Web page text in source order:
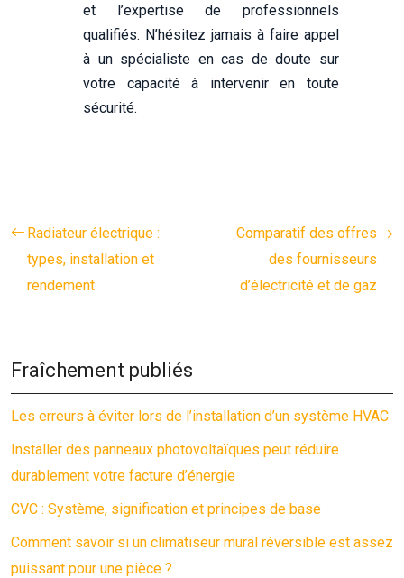
et l’expertise de professionnels
qualifiés. N’hésitez jamais à faire appel
à un spécialiste en cas de doute sur
votre capacité à intervenir en toute
sécurité.
Radiateur électrique :
types, installation et
rendement
Comparatif des offres
des fournisseurs
d’électricité et de gaz
Fraîchement publiés
Les erreurs à éviter lors de l’installation d’un système HVAC
Installer des panneaux photovoltaïques peut réduire
durablement votre facture d’énergie
CVC : Système, signification et principes de base
Comment savoir si un climatiseur mural réversible est assez
puissant pour une pièce ?